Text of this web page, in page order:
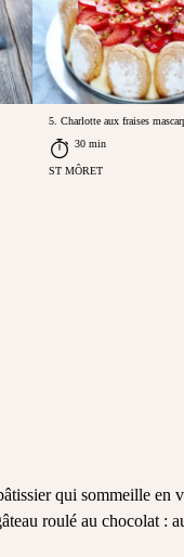
5. Charlotte aux fraises
30 min
ST MÔRET
qui sommeille en
roulé au chocolat :